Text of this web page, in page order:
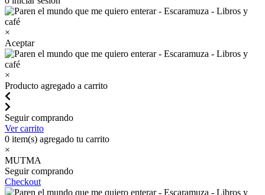
×
Aceptar
×
Producto agregado a carrito
Seguir comprando
Ver carrito
0 item(s) agregado tu carrito
×
MUTMA
Seguir comprando
Checkout